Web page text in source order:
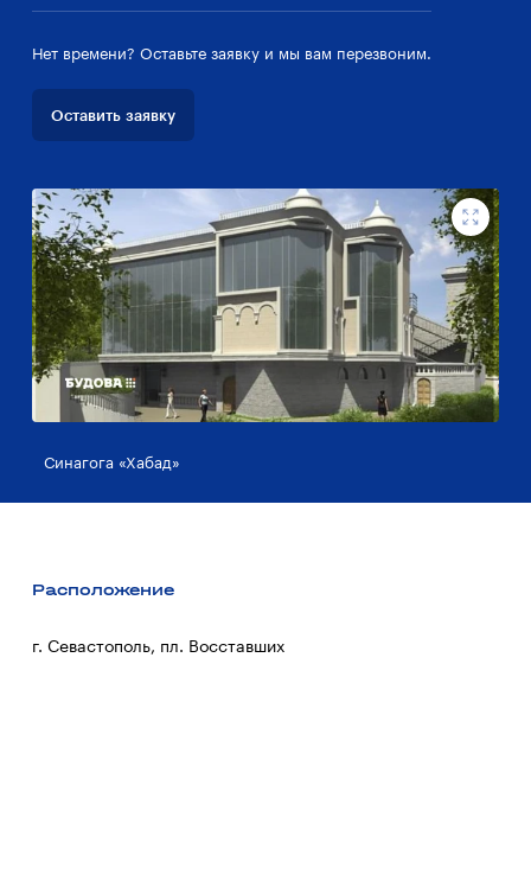
Нет времени? Оставьте заявку и мы вам перезвоним.
Оставить заявку
Синагога «Хабад»
Расположение
г. Севастополь, пл. Восставших